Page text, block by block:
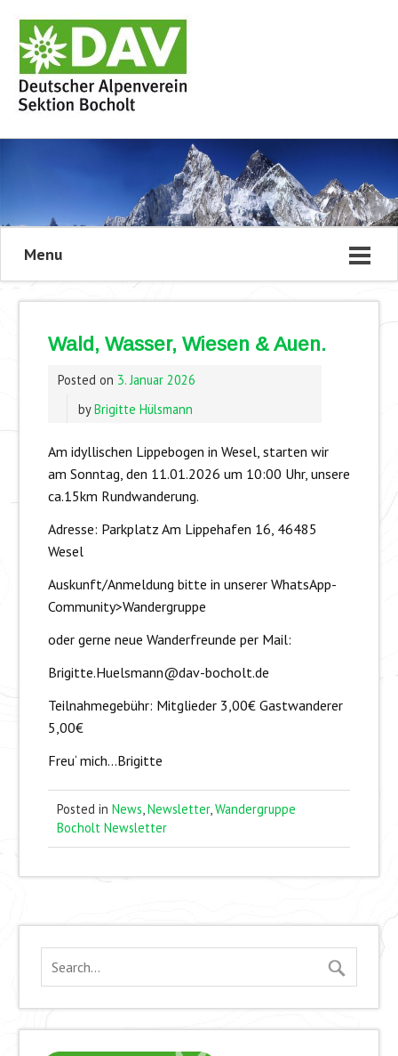
Menu
Wald, Wasser, Wiesen & Auen.
Posted on 3. Januar 2026
byBrigitte Hülsmann
Am idyllischen Lippebogen in Wesel, starten wir
am Sonntag, den 11.01.2026 um 10:00 Uhr, unsere
ca.15km Rundwanderung.
Adresse: Parkplatz Am Lippehafen 16, 46485
Wesel
Auskunft/Anmeldung bitte in unserer WhatsApp-
Community>Wandergruppe
oder gerne neue Wanderfreunde per Mail:
Brigitte.Huelsmann@dav-bocholt.de
Teilnahmegebühr: Mitglieder 3,00€ Gastwanderer
5,00€
Freu‘ mich…Brigitte
Posted in News,Newsletter,Wandergruppe
Bocholt Newsletter